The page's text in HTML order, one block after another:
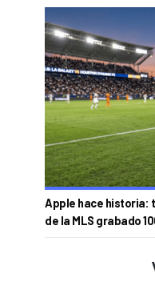
Apple hace historia:
de la MLS grabado